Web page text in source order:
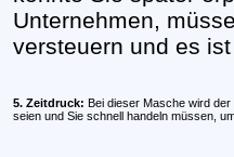
Unternehmen,
versteuern und es
5. Zeitdruck: Bei dieser Masche wird
seien und Sie schnell handeln müssen,